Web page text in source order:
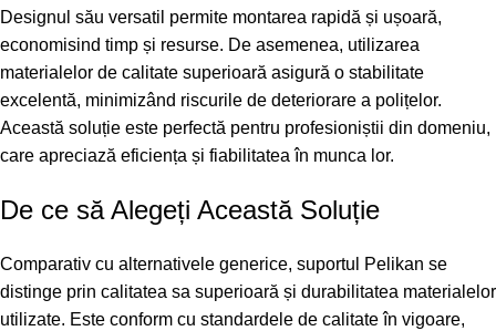
Designul său versatil permite montarea rapidă și ușoară,
economisind timp și resurse. De asemenea, utilizarea
materialelor de calitate superioară asigură o stabilitate
excelentă, minimizând riscurile de deteriorare a polițelor.
Această soluție este perfectă pentru profesioniștii din domeniu,
care apreciază eficiența și fiabilitatea în munca lor.
De ce să Alegeți Această Soluție
Comparativ cu alternativele generice, suportul Pelikan se
distinge prin calitatea sa superioară și durabilitatea materialelor
utilizate. Este conform cu standardele de calitate în vigoare,